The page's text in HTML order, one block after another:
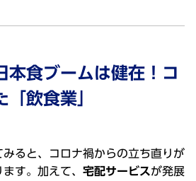
本⾷ブームは健在！コ
「飲⾷業」
みると、コロナ禍からの⽴ち直りが
す。加えて、 宅配サービスが発展